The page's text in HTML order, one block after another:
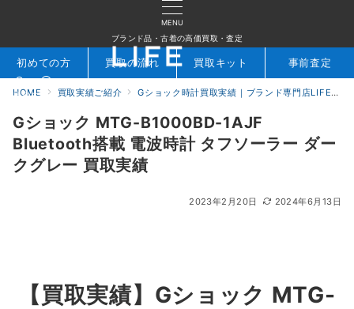
MENU
ブランド品・古着の高価買取・査定
検索 お問合せ
初めての方 買取の流れ 買取キット 事前査定
HOME 買取実績ご紹介 Gショック時計買取実績｜ブランド専門店LIFE
Gショック MTG-B1000BD-1AJF
Bluetooth搭載 電波時計 タフソーラー ダー
クグレー 買取実績
2023年2月20日 2024年6月13日
【買取実績】Gショック MTG-